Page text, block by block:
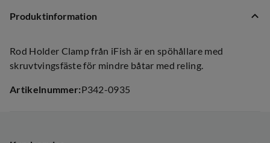
Produktinformation
Rod Holder Clamp från iFish är en spöhållare med
skruvtvingsfäste för mindre båtar med reling.
Artikelnummer:P342-0935